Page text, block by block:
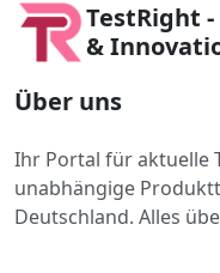
TestRight
&
Über uns
Ihr Portal für aktuelle
unabhängige
Deutschland. Alles